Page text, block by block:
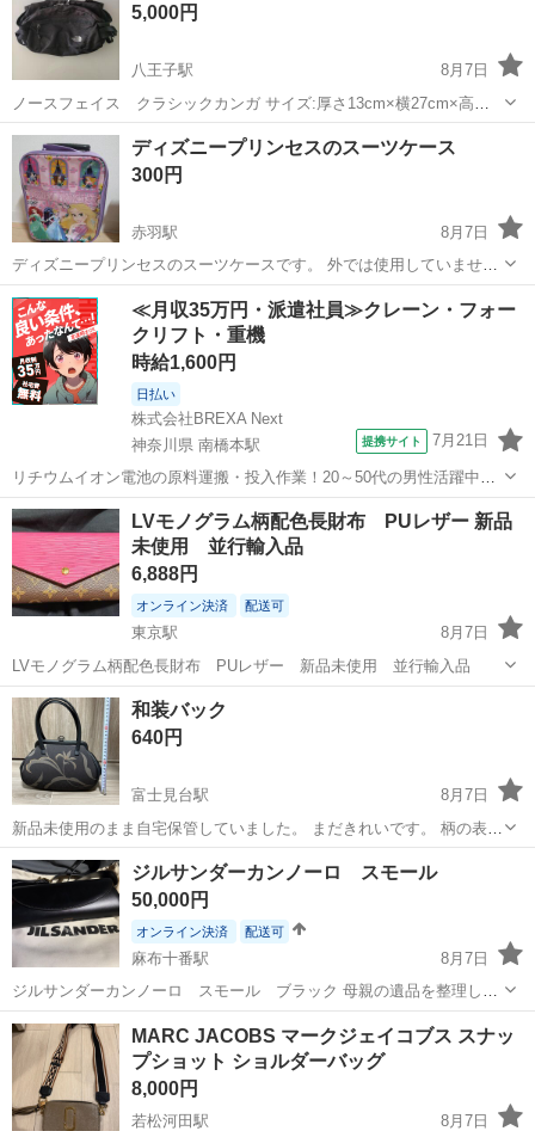
5,000円
八王子駅
8月7日
ノースフェイス クラシックカンガ サイズ:厚さ13cm×横27cm×高さ
16cm ◎メインルーム(ダブルファスナー) ◎ポケット 外側ポケット:1
ヶ所(ファスナー) サイドポケット:2ヶ所(メッシュ) ○肩から斜めに掛...
東京 八王子市 八王子駅
ディズニープリンセスのスーツケース
300円
赤羽駅
8月7日
ディズニープリンセスのスーツケースです。 外では使用していませ
ん。 家の中で少し遊んだくらいです。 目立った汚れはありません。
受け渡しは赤羽駅か赤羽公園でお願いします。 ディズニー キャリー
アリエル ラプンツェル ベ...
東京 北区 赤羽駅 バッグ
≪月収35万円・派遣社員≫クレーン・フォー
クリフト・重機
時給1,600円
日払い
株式会社BREXA Next
神奈川県 南橋本駅
提携サイト 7月21日
リチウムイオン電池の原料運搬・投入作業！20～50代の男性活躍中★
ワンルーム寮完備！赴任旅費会社負担！年間休日130日★フォークリフ
ト免許お持ちの方、活躍中！就業先食堂利用可★《神奈川県相模原
市》 人気の工場のお仕事 ◇電...
神奈川 相模原市 南橋本駅 その他
LVモノグラム柄配色長財布 PUレザー 新品
未使用 並行輸入品
6,888円
オンライン決済 配送可
東京駅
8月7日
LVモノグラム柄配色長財布 PUレザー 新品未使用 並行輸入品
東京 中央区 東京駅
和装バック
640円
富士見台駅
8月7日
新品未使用のまま自宅保管していました。 まだきれいです。 柄の表地
は正絹です。 横23cm 縦16cm（持ち手含まず） 底9cm がま口開口：
横14.5cm×縦12cm 受け渡しは池袋でも可能です。
東京 中野区 富士見台駅
ジルサンダーカンノーロ スモール
50,000円
オンライン決済 配送可
麻布十番駅
8月7日
ジルサンダーカンノーロ スモール ブラック 母親の遺品を整理して
いたら出てきたものです。 自宅に保存してあり使用感はあまりまりま
せんが、内ポケットが少しだけ緩んでいるように感じます。 購入ルー
トが確認できず、真贋等がわから...
東京 港区
MARC JACOBS マークジェイコブス スナッ
プショット ショルダーバッグ
8,000円
若松河田駅
8月7日